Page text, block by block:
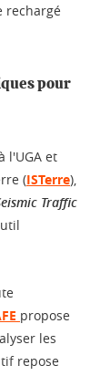
rechargé
pour
l'UGA et
(ISTerre),
Traffic
propose
les
repose